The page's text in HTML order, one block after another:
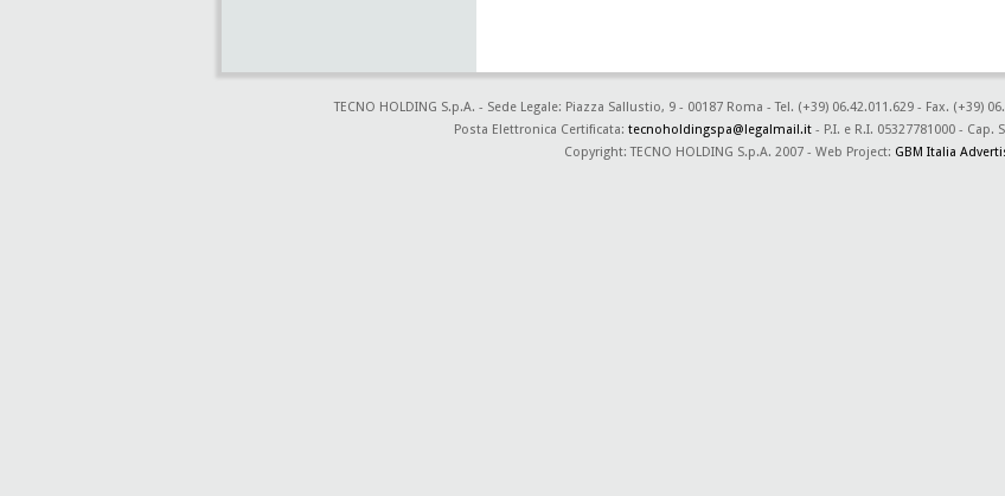
TECNO HOLDING S.p.A. - Sede Legale: Piazza Sallustio, 9 - 00187 Roma - Tel. (+39) 06.42.011.629 - Fax. (+39)
Posta Elettronica Certificata: tecnoholdingspa@legalmail.it - P.I. e R.I. 05327781000 - Cap.
Copyright: TECNO HOLDING S.p.A. 2007 - Web Project: GBM Italia